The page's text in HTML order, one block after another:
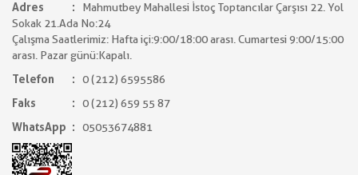
Adres
Mahmutbey Mahallesi İstoç Toptancılar Çarşısı 22. Yol
Sokak 21.Ada No:24
Çalışma Saatlerimiz: Hafta içi:9:00/18:00 arası. Cumartesi 9:00/15:00
arası. Pazar günü:Kapalı.
Telefon
0 (212) 6595586
Faks
0 (212) 659 55 87
WhatsApp
05053674881